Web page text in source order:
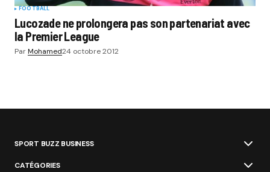
FOOTBALL
Lucozade ne prolongera pas son partenariat avec
la Premier League
ParMohamed24 octobre 2012
SPORT BUZZ BUSINESS
CATÉGORIES